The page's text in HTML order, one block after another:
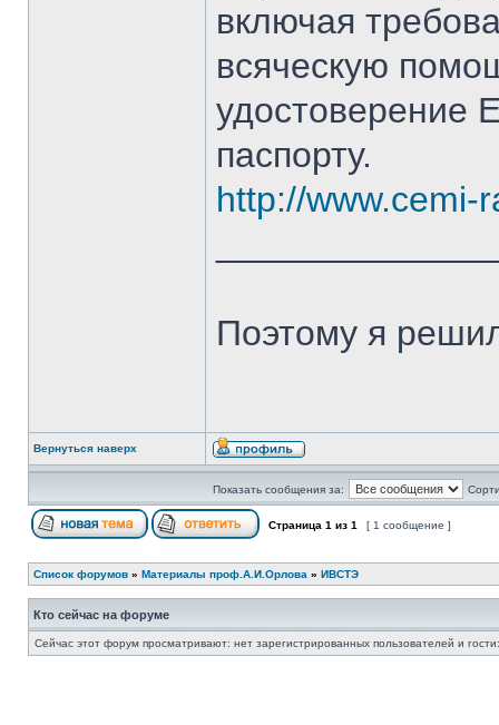
включая
всяческую
удостоверение
паспорту.
http://www.cemi-
Поэтому я
Вернуться наверх
Показать сообщения за:
Страница 1 из 1 [ 1 сообщение ]
Список форумов » Материалы проф.А.И.Орлова » ИВСТЭ
Кто сейчас на форуме
Сейчас этот форум просматривают: нет зарегистрированных пользователей и